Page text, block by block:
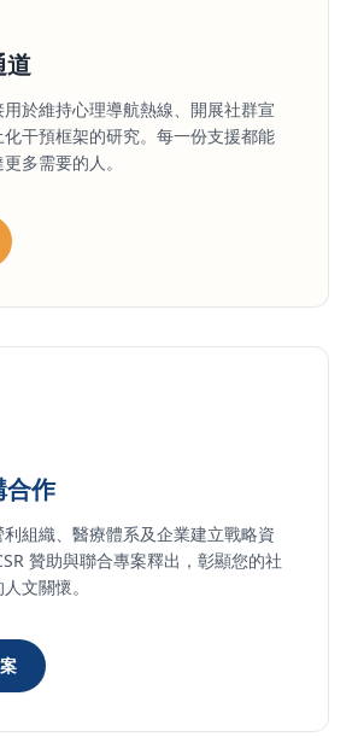
道
於維持心理導航熱線、開展社群宣
干預框架的研究。每一份支援都能
多需要的人。
合作
組織、醫療體系及企業建立戰略資
贊助與聯合專案釋出，彰顯您的社
文關懷。